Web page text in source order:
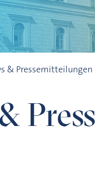
& Pressemitteilungen